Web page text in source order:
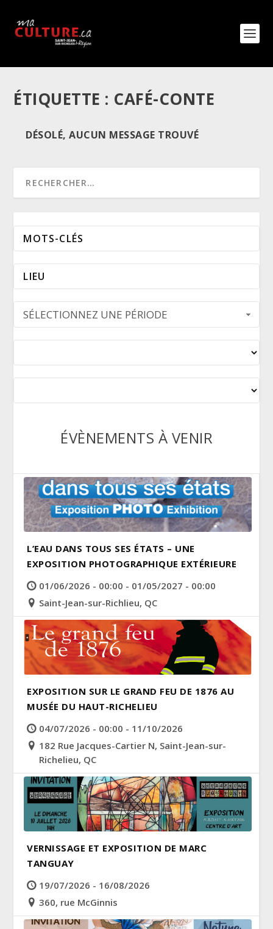
ÉTIQUETTE : CAFÉ-CONTE
DÉSOLÉ, AUCUN MESSAGE TROUVÉ
SÉLECTIONNEZ UNE PÉRIODE
ÉVÈNEMENTS À VENIR
L’EAU DANS TOUS SES ÉTATS – UNE
EXPOSITION PHOTOGRAPHIQUE EXTÉRIEURE
01/06/2026 - 00:00 - 01/05/2027 - 00:00
Saint-Jean-sur-Richlieu, QC
EXPOSITION SUR LE GRAND FEU DE 1876 AU
MUSÉE DU HAUT-RICHELIEU
04/07/2026 - 00:00 - 11/10/2026
182 Rue Jacques-Cartier N, Saint-Jean-sur-
Richelieu, QC
VERNISSAGE ET EXPOSITION DE MARC
TANGUAY
19/07/2026 - 16/08/2026
360, rue McGinnis